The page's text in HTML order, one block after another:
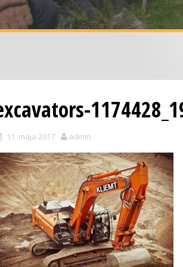
11. mája 2017 admin